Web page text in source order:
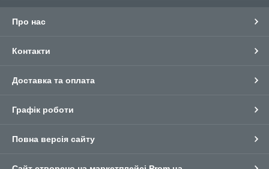
Про нас
Контакти
Доставка та оплата
Графік роботи
Повна версія сайту